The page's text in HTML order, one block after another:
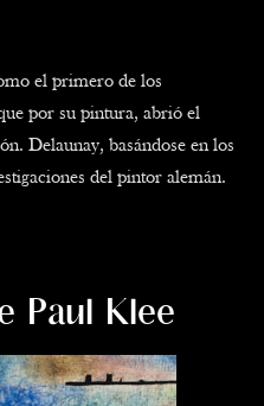
el primero de los
por su pintura, abrió el
Delaunay, basándose en los
del pintor alemán.
Paul Klee